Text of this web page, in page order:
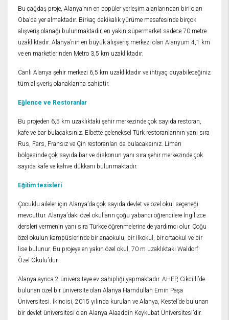
Bu çağdaş proje, Alanya’nın en popüler yerleşim alanlarından biri olan
Oba’da yer almaktadır. Birkaç dakikalık yürüme mesafesinde birçok
alışveriş olanağı bulunmaktadır, en yakın süpermarket sadece 70 metre
uzaklıktadır. Alanya’nın en büyük alışveriş merkezi olan Alanyum 4,1 km
ve en marketlerinden Metro 3,5 km uzaklıktadır.
Canlı Alanya şehir merkezi 6,5 km uzaklıktadır ve ihtiyaç duyabileceğiniz
tüm alışveriş olanaklarına sahiptir.
Eğlence ve Restoranlar
Bu projeden 6,5 km uzaklıktaki şehir merkezinde çok sayıda restoran,
kafe ve bar bulacaksınız. Elbette geleneksel Türk restoranlarının yanı sıra
Rus, Fars, Fransız ve Çin restoranları da bulacaksınız. Liman
bölgesinde çok sayıda bar ve diskonun yanı sıra şehir merkezinde çok
sayıda kafe ve kahve dükkanı bulunmaktadır.
Eğitim tesisleri
Çocuklu aileler için Alanya’da çok sayıda devlet ve özel okul seçeneği
mevcuttur. Alanya’daki özel okulların çoğu yabancı öğrencilere İngilizce
dersleri vermenin yanı sıra Türkçe öğrenmelerine de yardımcı olur. Çoğu
özel okulun kampüslerinde bir anaokulu, bir ilkokul, bir ortaokul ve bir
lise bulunur. Bu projeye en yakın özel okul, 70 m uzaklıktaki Waldorf
Özel Okulu’dur.
Alanya ayrıca 2 üniversiteye ev sahipliği yapmaktadır. AHEP, Cikcilli’de
bulunan özel bir üniversite olan Alanya Hamdullah Emin Paşa
Üniversitesi. İkincisi, 2015 yılında kurulan ve Alanya, Kestel’de bulunan
bir devlet üniversitesi olan Alanya Alaaddin Keykubat Üniversitesi’dir.